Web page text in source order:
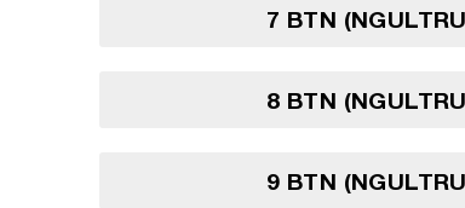
7 BTN
8 BTN
9 BTN